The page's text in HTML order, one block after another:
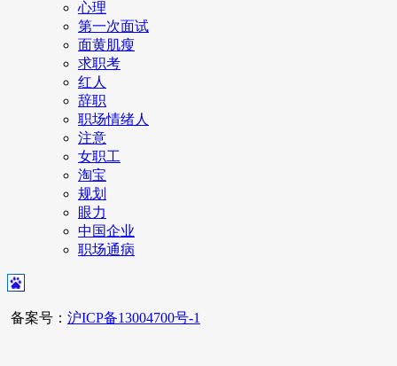
心理
第一次面试
面黄肌瘦
求职考
红人
辞职
职场情绪人
注意
女职工
淘宝
规划
眼力
中国企业
职场通病
备案号： 沪ICP备13004700号-1